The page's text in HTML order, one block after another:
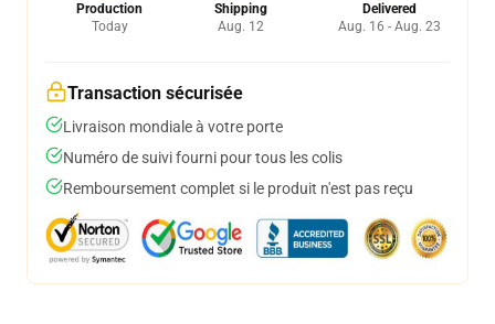
Production
Today
Shipping
Aug. 12
Delivered
Aug. 16 - Aug. 23
Transaction sécurisée
Livraison mondiale à votre porte
Numéro de suivi fourni pour tous les colis
Remboursement complet si le produit n'est pas reçu